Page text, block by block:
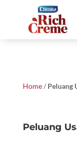
Home/ Peluang
Peluang